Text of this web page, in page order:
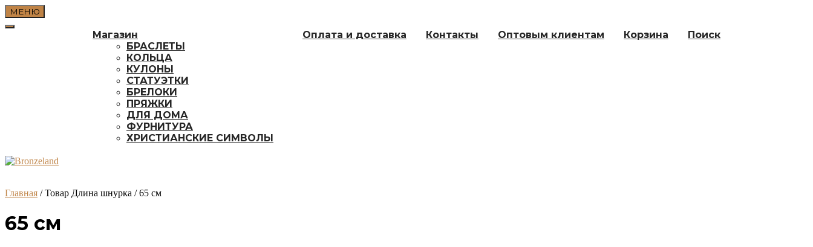
Перейти
к
содержимому
МЕНЮ
Магазин
БРАСЛЕТЫ
КОЛЬЦА
КУЛОНЫ
СТАТУЭТКИ
БРЕЛОКИ
ПРЯЖКИ
ДЛЯ ДОМА
ФУРНИТУРА
ХРИСТИАНСКИЕ СИМВОЛЫ
Оплата и доставка Контакты Оптовым клиентам Корзина Поиск
Главная / Товар Длина шнурка / 65 см
65 см